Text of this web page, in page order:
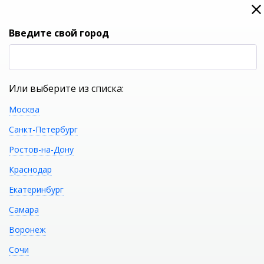
0
Душевая дверь
BELBAGNO ETNA-B-2-190-C-Cr
Введите свой город
Или выберите из списка:
Москва
Санкт-Петербург
Ростов-на-Дону
Краснодар
Екатеринбург
Самара
Воронеж
Сочи